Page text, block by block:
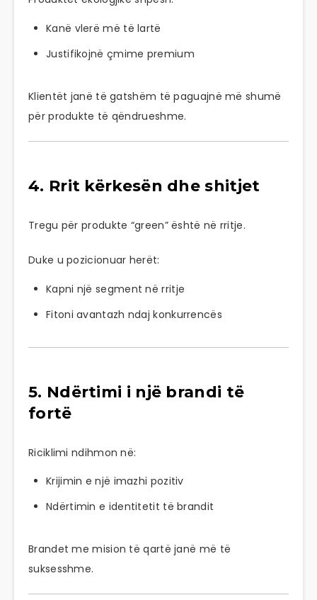
Kanë vlerë më të lartë
Justifikojnë çmime premium
Klientët janë të gatshëm të paguajnë më shumë
për produkte të qëndrueshme.
4. Rrit kërkesën dhe shitjet
Tregu për produkte “green” është në rritje.
Duke u pozicionuar herët:
Kapni një segment në rritje
Fitoni avantazh ndaj konkurrencës
5. Ndërtimi i një brandi të
fortë
Riciklimi ndihmon në:
Krijimin e një imazhi pozitiv
Ndërtimin e identitetit të brandit
Brandet me mision të qartë janë më të
suksesshme.